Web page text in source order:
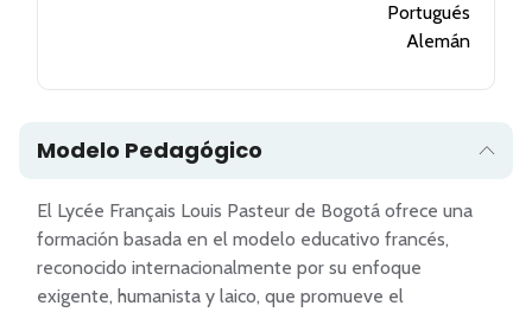
Portugués
Alemán
Modelo Pedagógico
El Lycée Français Louis Pasteur de Bogotá ofrece una
formación basada en el modelo educativo francés,
reconocido internacionalmente por su enfoque
exigente, humanista y laico, que promueve el